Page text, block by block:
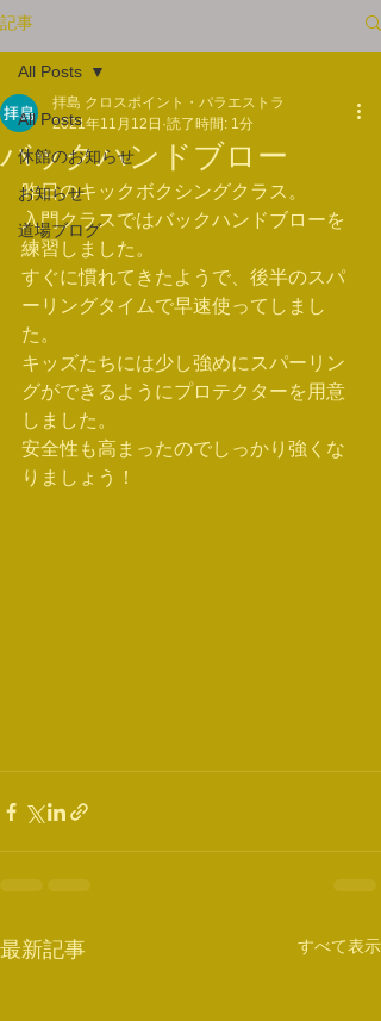
記事
All Posts
休館のお知らせ
お知らせ
道場ブログ
All Posts
バックハンドブロー
拝島 クロスポイント・パラエストラ
2021年11月12日 読了時間: 1分
昨日のキックボクシングクラス。
入門クラスではバックハンドブローを
練習しました。
すぐに慣れてきたようで、後半のスパ
ーリングタイムで早速使ってしまし
た。
キッズたちには少し強めにスパーリン
グができるようにプロテクターを用意
しました。
安全性も高まったのでしっかり強くな
りましょう！
最新記事 すべて表示